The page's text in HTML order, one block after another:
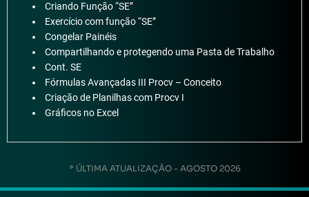
Criando Função “SE”
Exercício com função “SE”
Congelar Painéis
Compartilhando e protegendo uma Pasta de Trabalho
Cont. SE
Fórmulas Avançadas III Procv – Conceito
Criação de Planilhas com Procv I
Gráficos no Excel
* ÚLTIMA ATUALIZAÇÃO - AGOSTO 2026